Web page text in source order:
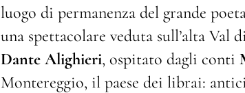
luogo di permanenza del grande
una spettacolare veduta sull’alta
Dante Alighieri, ospitato dagli conti
Montereggio, il paese dei librai: